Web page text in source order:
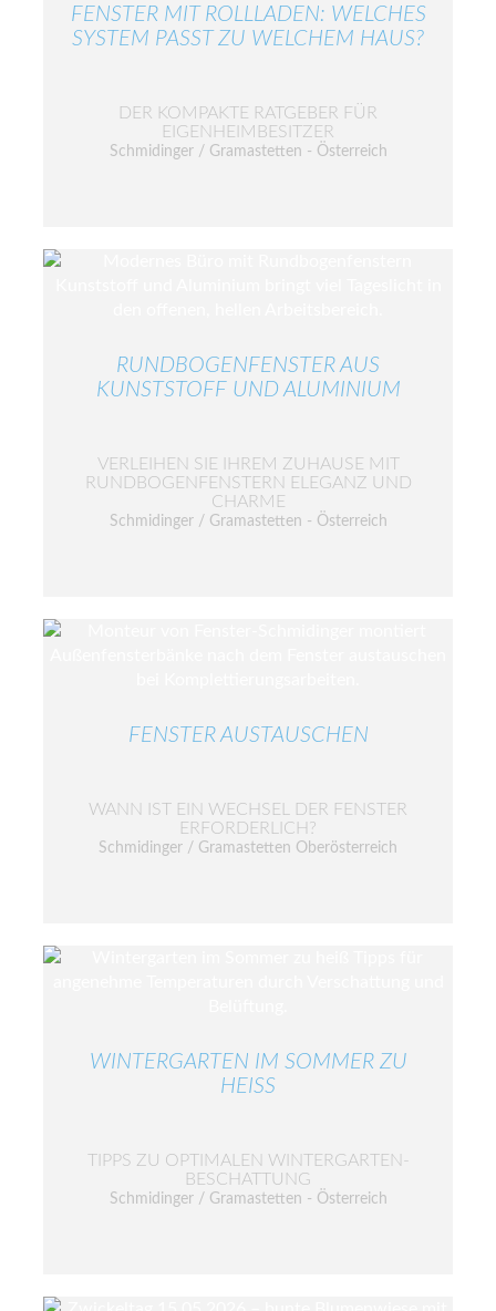
FENSTER MIT ROLLLADEN: WELCHES
SYSTEM PASST ZU WELCHEM HAUS?
DER KOMPAKTE RATGEBER FÜR
EIGENHEIMBESITZER
Schmidinger / Gramastetten - Österreich
RUNDBOGENFENSTER AUS
KUNSTSTOFF UND ALUMINIUM
VERLEIHEN SIE IHREM ZUHAUSE MIT
RUNDBOGENFENSTERN ELEGANZ UND
CHARME
Schmidinger / Gramastetten - Österreich
FENSTER AUSTAUSCHEN
WANN IST EIN WECHSEL DER FENSTER
ERFORDERLICH?
Schmidinger / Gramastetten Oberösterreich
WINTERGARTEN IM SOMMER ZU
HEISS
TIPPS ZU OPTIMALEN WINTERGARTEN-
BESCHATTUNG
Schmidinger / Gramastetten - Österreich